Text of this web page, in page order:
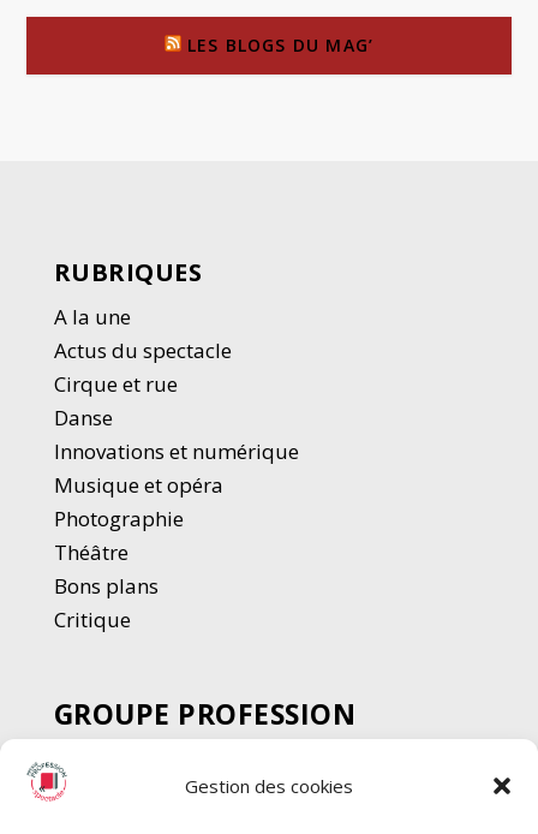
Gestion des cookies
LES BLOGS DU MAG’
RUBRIQUES
A la une
Actus du spectacle
Cirque et rue
Danse
Innovations et numérique
Musique et opéra
Photographie
Théâtre
Bons plans
Critique
GROUPE PROFESSION
SPECTACLE
Chèque Intermittents